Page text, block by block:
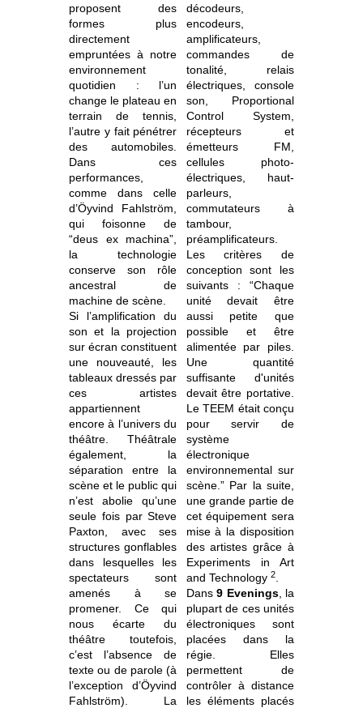
proposent des
formes plus
directement
empruntées à notre
environnement
quotidien : l’un
change le plateau en
terrain de tennis,
l’autre y fait pénétrer
des automobiles.
Dans ces
performances,
comme dans celle
d’Öyvind Fahlström,
qui foisonne de
“deus ex machina”,
la technologie
conserve son rôle
ancestral de
machine de scène.
Si l’amplification du
son et la projection
sur écran constituent
une nouveauté, les
tableaux dressés par
ces artistes
appartiennent
encore à l’univers du
théâtre. Théâtrale
également, la
séparation entre la
scène et le public qui
n’est abolie qu’une
seule fois par Steve
Paxton, avec ses
structures gonflables
dans lesquelles les
spectateurs sont
amenés à se
promener. Ce qui
nous écarte du
théâtre toutefois,
c’est l’absence de
texte ou de parole (à
l’exception d’Öyvind
Fahlström). La
décodeurs,
encodeurs,
amplificateurs,
commandes de
tonalité, relais
électriques, console
son, Proportional
Control System,
récepteurs et
émetteurs FM,
cellules photo-
électriques, haut-
parleurs,
commutateurs à
tambour,
préamplificateurs.
Les critères de
conception sont les
suivants : “Chaque
unité devait être
aussi petite que
possible et être
alimentée par piles.
Une quantité
suffisante d'unités
devait être portative.
Le TEEM était conçu
pour servir de
système
électronique
environnemental sur
scène.” Par la suite,
une grande partie de
cet équipement sera
mise à la disposition
des artistes grâce à
Experiments in Art
and Technology 2.
Dans9 Evenings, la
plupart de ces unités
électroniques sont
placées dans la
régie. Elles
permettent de
contrôler à distance
les éléments placés